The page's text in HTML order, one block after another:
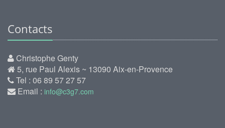
Contacts
Christophe Genty
5, rue Paul Alexis ~ 13090 Aix-en-Provence
Tel : 06 89 57 27 57
Email : info@c3g7.com